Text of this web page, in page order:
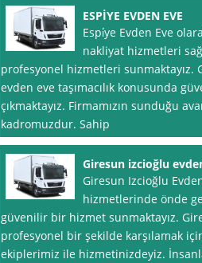
ESPİYE EVDEN EVE
Espi̇ye Evden Eve
nakliyat hizmetleri
profesyonel hizmetleri sunmaktayız.
evden eve taşımacılık konusunda
çıkmaktayız. Firmamızın sunduğu
kadromuzdur. Sahip
Giresun izcioğlu
Giresun Izcioğlu
hizmetlerinde önde
güvenilir bir hizmet sunmaktayız.
profesyonel bir şekilde karşılamak
ekiplerimiz ile hizmetinizdeyiz.